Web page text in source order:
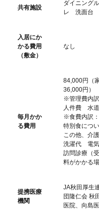
共有施設
ダイニング
レ 洗面台
入居にか
かる費用
（敷金）
なし
毎月かか
る費用
84,000円（
36,000円）
※管理費内
人件費 水
※食費内訳
特別食につ
この他、介
洗濯代 電気
訪問診療（
料がかかる
提携医療
機関
JA秋田厚生
団隆仁会 秋
医院、向島